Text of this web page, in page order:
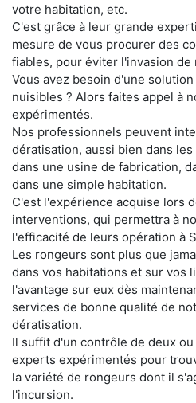
votre habitation, etc.
C'est grâce à leur grande
mesure de vous procurer des
fiables, pour éviter l'invasion de
Vous avez besoin d'une
nuisibles ? Alors faites appel à
expérimentés.
Nos professionnels peuvent
dératisation, aussi bien dans
dans une usine de fabrication,
dans une simple habitation.
C'est l'expérience acquise lors
interventions, qui permettra à
l'efficacité de leurs opération à
Les rongeurs sont plus que
dans vos habitations et sur vos
l'avantage sur eux dès
services de bonne qualité de
dératisation.
Il suffit d'un contrôle de deux
experts expérimentés pour
la variété de rongeurs dont il
l'incursion.